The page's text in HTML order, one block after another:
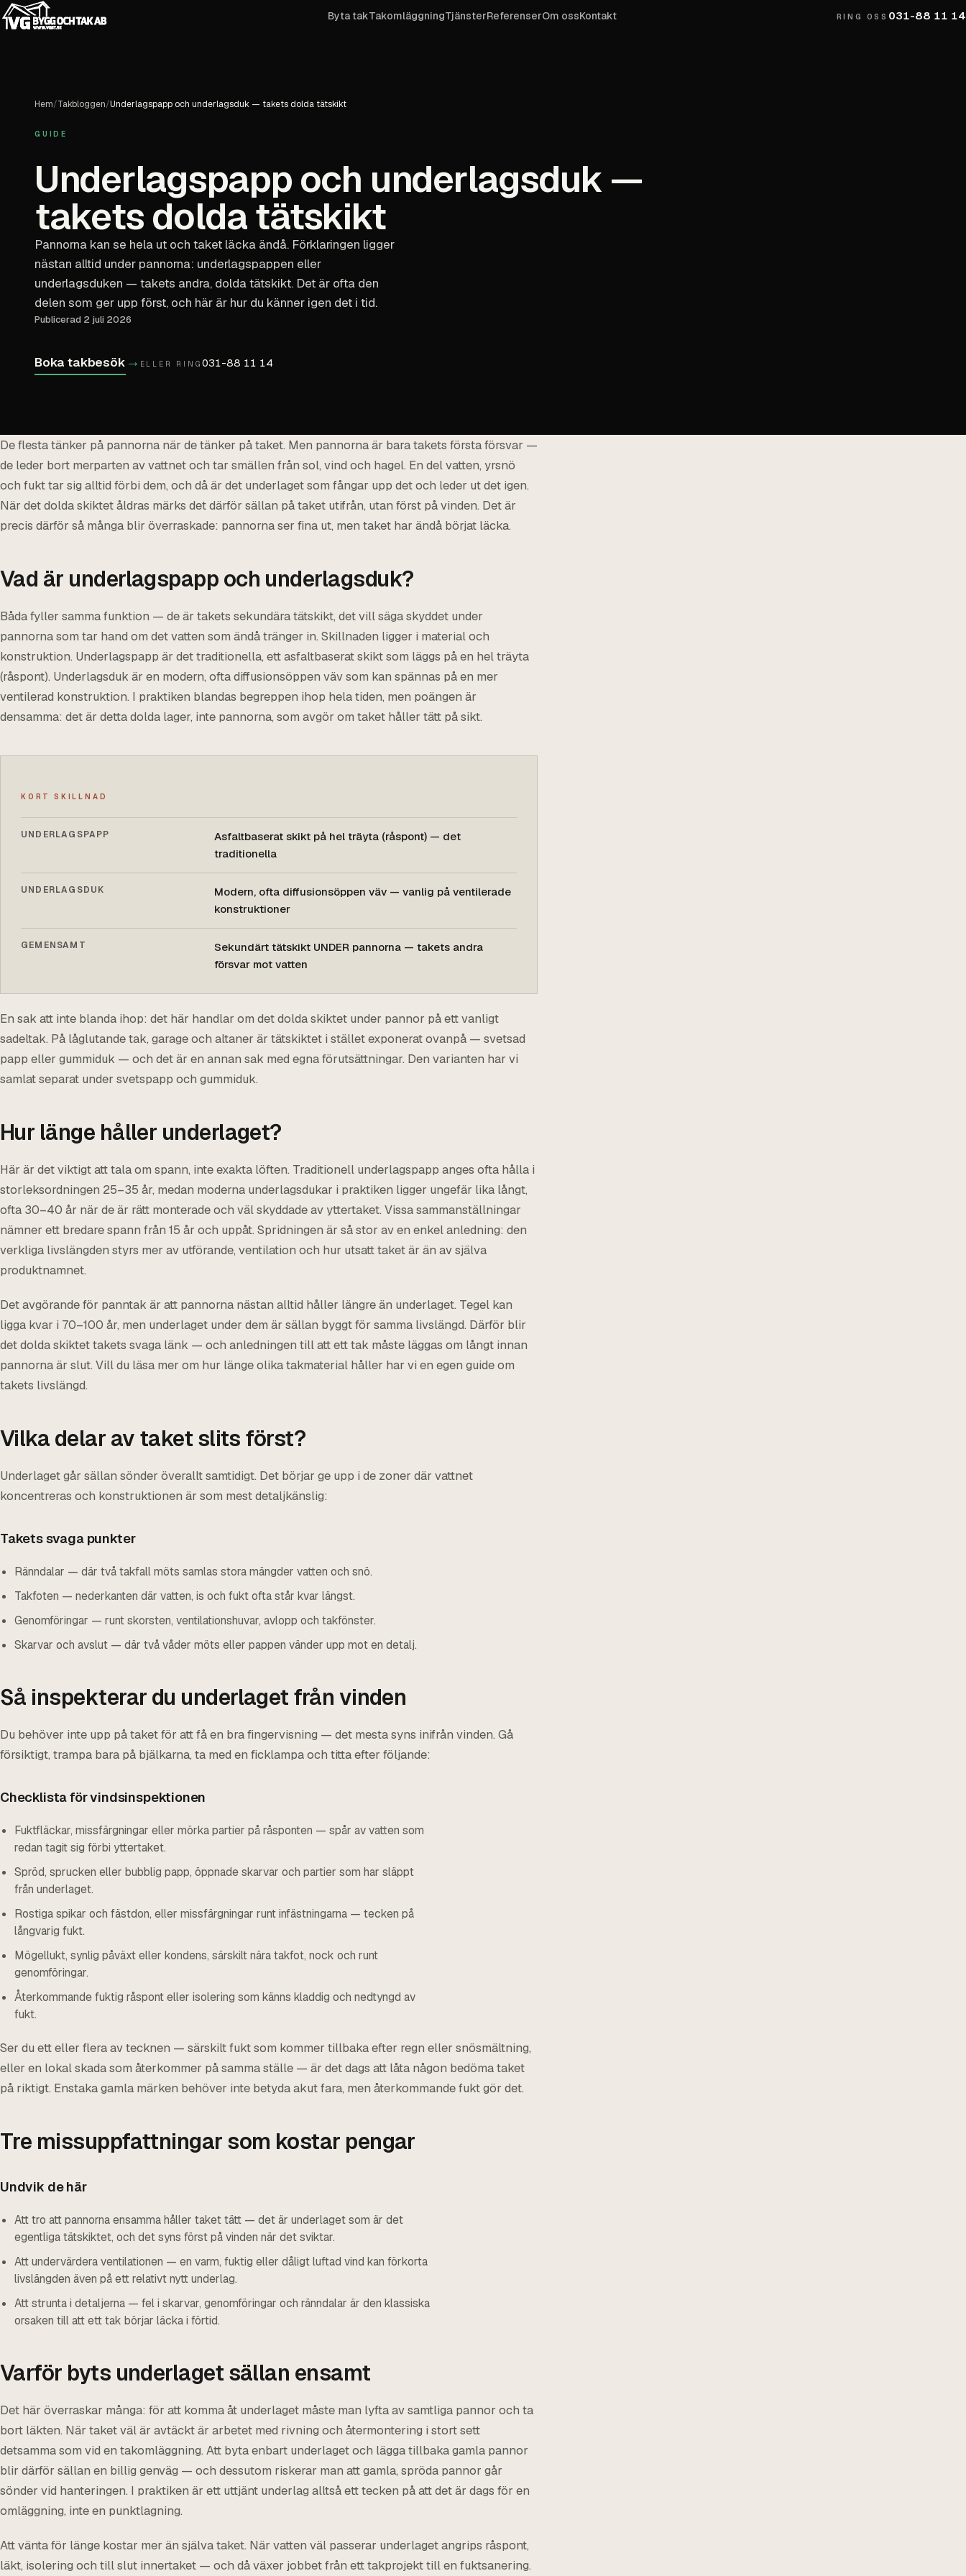
Byta takTakomläggningTjänsterReferenserOm ossKontakt RING OSS 031-88 11 14
Hem/Takbloggen/Underlagspapp och underlagsduk — takets dolda tätskikt
GUIDE
Underlagspapp och underlagsduk —
takets dolda tätskikt
Pannorna kan se hela ut och taket läcka ändå. Förklaringen ligger
nästan alltid under pannorna: underlagspappen eller
underlagsduken — takets andra, dolda tätskikt. Det är ofta den
delen som ger upp först, och här är hur du känner igen det i tid.
Publicerad 2 juli 2026
Boka takbesök → ELLER RING 031-88 11 14
De flesta tänker på pannorna när de tänker på taket. Men pannorna är bara takets första försvar —
de leder bort merparten av vattnet och tar smällen från sol, vind och hagel. En del vatten, yrsnö
och fukt tar sig alltid förbi dem, och då är det underlaget som fångar upp det och leder ut det igen.
När det dolda skiktet åldras märks det därför sällan på taket utifrån, utan först på vinden. Det är
precis därför så många blir överraskade: pannorna ser fina ut, men taket har ändå börjat läcka.
Vad är underlagspapp och underlagsduk?
Båda fyller samma funktion — de är takets sekundära tätskikt, det vill säga skyddet under
pannorna som tar hand om det vatten som ändå tränger in. Skillnaden ligger i material och
konstruktion. Underlagspapp är det traditionella, ett asfaltbaserat skikt som läggs på en hel träyta
(råspont). Underlagsduk är en modern, ofta diffusionsöppen väv som kan spännas på en mer
ventilerad konstruktion. I praktiken blandas begreppen ihop hela tiden, men poängen är
densamma: det är detta dolda lager, inte pannorna, som avgör om taket håller tätt på sikt.
KORT SKILLNAD
UNDERLAGSPAPP
Asfaltbaserat skikt på hel träyta (råspont) — det
traditionella
UNDERLAGSDUK
Modern, ofta diffusionsöppen väv — vanlig på ventilerade
konstruktioner
GEMENSAMT
Sekundärt tätskikt UNDER pannorna — takets andra
försvar mot vatten
En sak att inte blanda ihop: det här handlar om det dolda skiktet under pannor på ett vanligt
sadeltak. På låglutande tak, garage och altaner är tätskiktet i stället exponerat ovanpå — svetsad
papp eller gummiduk — och det är en annan sak med egna förutsättningar. Den varianten har vi
samlat separat under svetspapp och gummiduk.
Hur länge håller underlaget?
Här är det viktigt att tala om spann, inte exakta löften. Traditionell underlagspapp anges ofta hålla i
storleksordningen 25–35 år, medan moderna underlagsdukar i praktiken ligger ungefär lika långt,
ofta 30–40 år när de är rätt monterade och väl skyddade av yttertaket. Vissa sammanställningar
nämner ett bredare spann från 15 år och uppåt. Spridningen är så stor av en enkel anledning: den
verkliga livslängden styrs mer av utförande, ventilation och hur utsatt taket är än av själva
produktnamnet.
Det avgörande för panntak är att pannorna nästan alltid håller längre än underlaget. Tegel kan
ligga kvar i 70–100 år, men underlaget under dem är sällan byggt för samma livslängd. Därför blir
det dolda skiktet takets svaga länk — och anledningen till att ett tak måste läggas om långt innan
pannorna är slut. Vill du läsa mer om hur länge olika takmaterial håller har vi en egen guide om
takets livslängd.
Vilka delar av taket slits först?
Underlaget går sällan sönder överallt samtidigt. Det börjar ge upp i de zoner där vattnet
koncentreras och konstruktionen är som mest detaljkänslig:
Takets svaga punkter
Ränndalar — där två takfall möts samlas stora mängder vatten och snö.
Takfoten — nederkanten där vatten, is och fukt ofta står kvar längst.
Genomföringar — runt skorsten, ventilationshuvar, avlopp och takfönster.
Skarvar och avslut — där två våder möts eller pappen vänder upp mot en detalj.
Så inspekterar du underlaget från vinden
Du behöver inte upp på taket för att få en bra fingervisning — det mesta syns inifrån vinden. Gå
försiktigt, trampa bara på bjälkarna, ta med en ficklampa och titta efter följande:
Checklista för vindsinspektionen
Fuktfläckar, missfärgningar eller mörka partier på råsponten — spår av vatten som
redan tagit sig förbi yttertaket.
Spröd, sprucken eller bubblig papp, öppnade skarvar och partier som har släppt
från underlaget.
Rostiga spikar och fästdon, eller missfärgningar runt infästningarna — tecken på
långvarig fukt.
Mögellukt, synlig påväxt eller kondens, särskilt nära takfot, nock och runt
genomföringar.
Återkommande fuktig råspont eller isolering som känns kladdig och nedtyngd av
fukt.
Ser du ett eller flera av tecknen — särskilt fukt som kommer tillbaka efter regn eller snösmältning,
eller en lokal skada som återkommer på samma ställe — är det dags att låta någon bedöma taket
på riktigt. Enstaka gamla märken behöver inte betyda akut fara, men återkommande fukt gör det.
Tre missuppfattningar som kostar pengar
Undvik de här
Att tro att pannorna ensamma håller taket tätt — det är underlaget som är det
egentliga tätskiktet, och det syns först på vinden när det sviktar.
Att undervärdera ventilationen — en varm, fuktig eller dåligt luftad vind kan förkorta
livslängden även på ett relativt nytt underlag.
Att strunta i detaljerna — fel i skarvar, genomföringar och ränndalar är den klassiska
orsaken till att ett tak börjar läcka i förtid.
Varför byts underlaget sällan ensamt
Det här överraskar många: för att komma åt underlaget måste man lyfta av samtliga pannor och ta
bort läkten. När taket väl är avtäckt är arbetet med rivning och återmontering i stort sett
detsamma som vid en takomläggning. Att byta enbart underlaget och lägga tillbaka gamla pannor
blir därför sällan en billig genväg — och dessutom riskerar man att gamla, spröda pannor går
sönder vid hanteringen. I praktiken är ett uttjänt underlag alltså ett tecken på att det är dags för en
omläggning, inte en punktlagning.
Att vänta för länge kostar mer än själva taket. När vatten väl passerar underlaget angrips råspont,
läkt, isolering och till slut innertaket — och då växer jobbet från ett takprojekt till en fuktsanering.